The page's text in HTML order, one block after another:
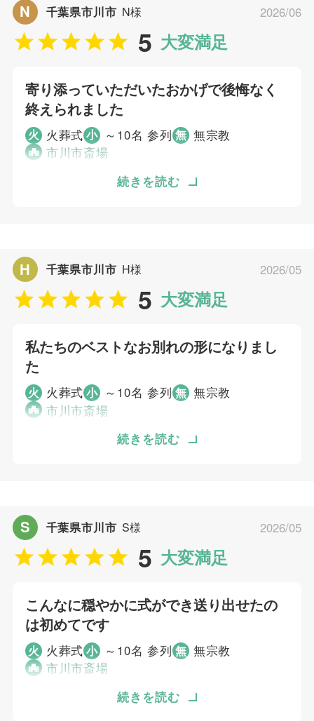
5 大変満足
N 千葉県市川市 N様 2026/06
寄り添っていただいたおかげで後悔なく
終えられました
火 火葬式小 ～10名 参列 無 無宗教
市川市斎場
病状は悪いものの安定期もあり、考えるタイミ
に寄り添っていただいた点が決め手となりまし
た。後悔なく終えられたのは温かなサポートの
おかげだと思います。
お問い合わせ対応
事前相談
お迎え対応
打ち合わせの対応
むすびすの葬祭プランナー
続きを読む
5 大変満足
H 千葉県市川市 H様 2026/05
私たちのベストなお別れの形になりまし
た
火 火葬式小 ～10名 参列 無 無宗教
市川市斎場
葬儀の費用が高額になるのではないかと不安に
フターサービスが決め手となり、即決いたしま
した。 以前、親族で火葬式を行った経験があ
り、もっと簡素なものを想像していましたが、
そのイメージを覆すとても温かい式になりまし
り、大変満足しています。
個別評価
お問い合わせ対応
続きを読む
5 大変満足
S 千葉県市川市 S様 2026/05
こんなに穏やかに式ができ送り出せたの
は初めてです
火 火葬式小 ～10名 参列 無 無宗教
市川市斎場
葬儀は金額が不透明な所が多くあるような感じ
続きを読む